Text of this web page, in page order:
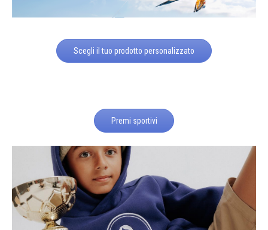
Scegli il tuo prodotto personalizzato
Premi sportivi